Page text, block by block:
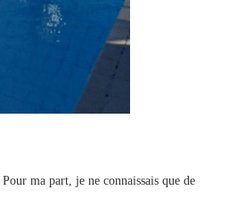
ma part, je ne connaissais que de